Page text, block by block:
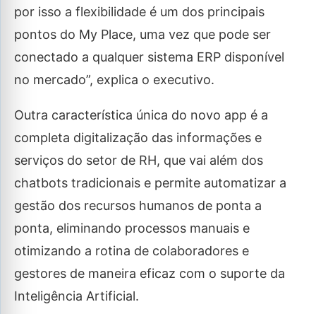
por isso a flexibilidade é um dos principais
pontos do My Place, uma vez que pode ser
conectado a qualquer sistema ERP disponível
no mercado”, explica o executivo.
Outra característica única do novo app é a
completa digitalização das informações e
serviços do setor de RH, que vai além dos
chatbots tradicionais e permite automatizar a
gestão dos recursos humanos de ponta a
ponta, eliminando processos manuais e
otimizando a rotina de colaboradores e
gestores de maneira eficaz com o suporte da
Inteligência Artificial.